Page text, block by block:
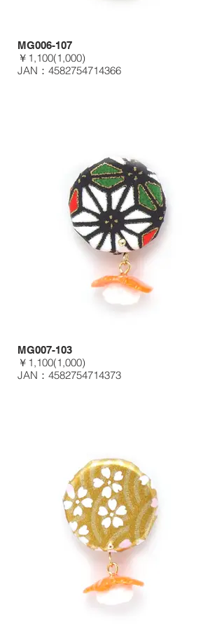
MG006-107
￥1,100(1,000)
JAN：4582754714366
MG007-103
￥1,100(1,000)
JAN：4582754714373